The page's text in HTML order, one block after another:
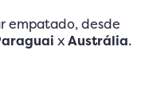
empatado, desde
xAustrália.